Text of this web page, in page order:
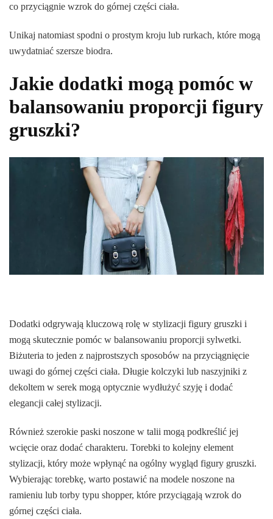
co przyciągnie wzrok do górnej części ciała.
Unikaj natomiast spodni o prostym kroju lub rurkach, które mogą
uwydatniać szersze biodra.
Jakie dodatki mogą pomóc w
balansowaniu proporcji figury
gruszki?
Dodatki odgrywają kluczową rolę w stylizacji figury gruszki i
mogą skutecznie pomóc w balansowaniu proporcji sylwetki.
Biżuteria to jeden z najprostszych sposobów na przyciągnięcie
uwagi do górnej części ciała. Długie kolczyki lub naszyjniki z
dekoltem w serek mogą optycznie wydłużyć szyję i dodać
elegancji całej stylizacji.
Również szerokie paski noszone w talii mogą podkreślić jej
wcięcie oraz dodać charakteru. Torebki to kolejny element
stylizacji, który może wpłynąć na ogólny wygląd figury gruszki.
Wybierając torebkę, warto postawić na modele noszone na
ramieniu lub torby typu shopper, które przyciągają wzrok do
górnej części ciała.